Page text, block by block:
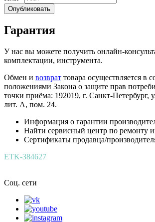
Опубликовать
Гарантия
У нас вы можете получить онлайн-
комплектации, инструмента.
Обмен и возврат товара осуществляется в
положениями Закона о защите прав
точки приёма: 192019, г. Санкт-Петербург,
лит. А, пом. 24.
Информация о гарантии
Найти сервисный центр по ремонту
Сертификаты продавца/
ETK-384627
Соц. сети